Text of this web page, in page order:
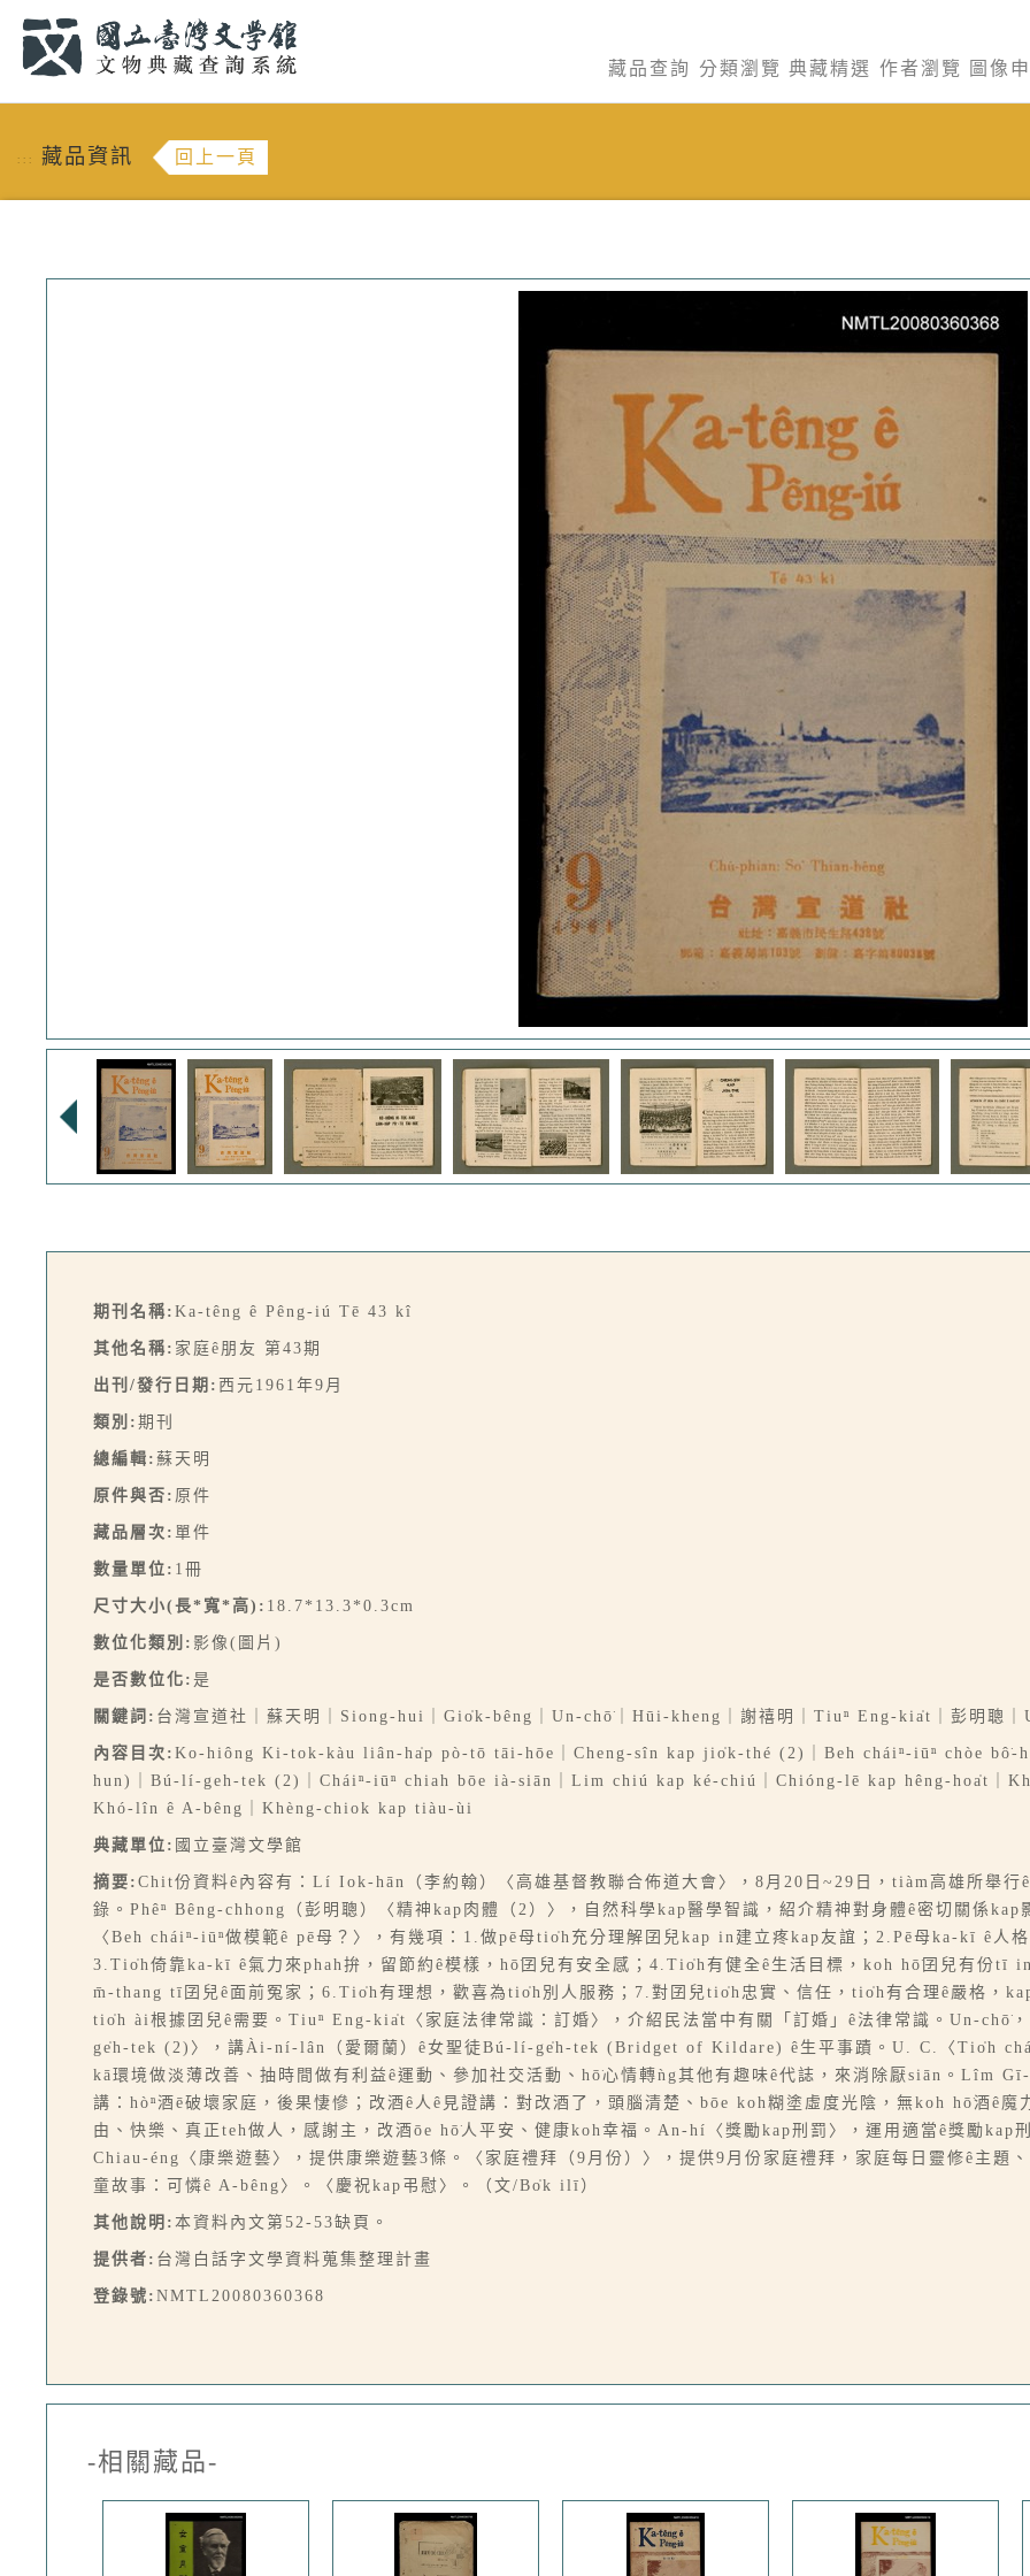
藏品查詢 分類瀏覽 典藏精選 作者瀏覽 圖像
::: 藏品資訊 回上一頁
期刊名稱: Ka-têng ê Pêng-iú Tē 43 kî
其他名稱: 家庭ê朋友 第43期
出刊/發行日期: 西元1961年9月
類別: 期刊
總編輯: 蘇天明
原件與否: 原件
藏品層次: 單件
數量單位: 1冊
尺寸大小(長*寬*高): 18.7*13.3*0.3cm
數位化類別: 影像(圖片)
是否數位化: 是
關鍵詞: 台灣宣道社｜蘇天明｜Siong-hui｜Gio̍k-bêng｜Un-chō͘｜Hūi-kheng｜謝禧明｜Tiuⁿ Eng-kia̍t｜彭明聰
內容目次: Ko-hiông Ki-tok-kàu liân-ha̍p pò-tō tāi-hōe｜Cheng-sîn kap jio̍k-thé (2)｜Beh cháiⁿ-iūⁿ chòe bô͘-
hun)｜Bú-lí-geh-tek (2)｜Cháiⁿ-iūⁿ chiah bōe ià-siān｜Lim chiú kap ké-chiú｜Chióng-lē kap hêng-hoa̍t｜
Khó-lîn ê A-bêng｜Khèng-chiok kap tiàu-ùi
典藏單位: 國立臺灣文學館
摘要: Chit份資料ê內容有：Lí Iok-hān（李約翰）〈高雄基督教聯合佈道大會〉，8月20日~29日，tiàm高雄所舉行
錄。Phêⁿ Bêng-chhong（彭明聰）〈精神kap肉體（2）〉，自然科學kap醫學智識，紹介精神對身體ê密切關係
〈Beh cháiⁿ-iūⁿ做模範ê pē母？〉，有幾項：1.做pē母tio̍h充分理解囝兒kap in建立疼kap友誼；2.Pē母ka-kī ê人
3.Tio̍h倚靠ka-kī ê氣力來phah拚，留節約ê模樣，hō͘囝兒有安全感；4.Tio̍h有健全ê生活目標，koh hō͘囝兒有份tī
m̄-thang tī囝兒ê面前冤家；6.Tio̍h有理想，歡喜為tio̍h別人服務；7.對囝兒tio̍h忠實、信任，tio̍h有合理ê嚴格，
tio̍h ài根據囝兒ê需要。Tiuⁿ Eng-kia̍t〈家庭法律常識：訂婚〉，介紹民法當中有關「訂婚」ê法律常識。Un-chō͘
ge̍h-tek (2)〉，講Ài-ní-lân（愛爾蘭）ê女聖徒Bú-lí-ge̍h-tek (Bridget of Kildare) ê生平事蹟。U. C.〈Tio̍h
kā環境做淡薄改善、抽時間做有利益ê運動、參加社交活動、hō͘心情轉ǹg其他有趣味ê代誌，來消除厭siān。Lîm
講：hòⁿ酒ē破壞家庭，後果悽慘；改酒ê人ê見證講：對改酒了，頭腦清楚、bōe koh糊塗虛度光陰，無koh hō͘酒ê魔
由、快樂、真正teh做人，感謝主，改酒ōe hō͘人平安、健康koh幸福。An-hí〈獎勵kap刑罰〉，運用適當ê獎勵kap
Chiau-éng〈康樂遊藝〉，提供康樂遊藝3條。〈家庭禮拜（9月份）〉，提供9月份家庭禮拜，家庭每日靈修ê主題
童故事：可憐ê A-bêng〉。〈慶祝kap弔慰〉。（文/Bo̍k ilī）
其他說明: 本資料內文第52-53缺頁。
提供者: 台灣白話字文學資料蒐集整理計畫
登錄號: NMTL20080360368
-相關藏品-